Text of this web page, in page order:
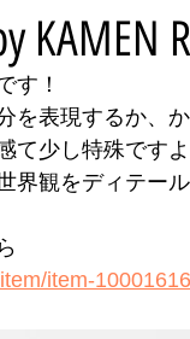
す！
を表現するか、
て少し特殊ですよ
界観をディテー
item-